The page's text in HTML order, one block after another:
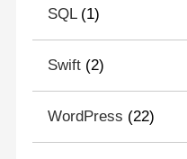
SQL(1)
Swift(2)
WordPress (22)